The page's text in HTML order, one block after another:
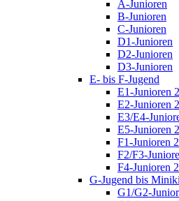
A-Junioren
B-Junioren
C-Junioren
D1-Junioren
D2-Junioren
D3-Junioren
E- bis F-Jugend
E1-Junioren
E2-Junioren
E3/E4-
E5-Junioren
F1-Junioren
F2/F3-
F4-Junioren
G-Jugend bis
G1/G2-